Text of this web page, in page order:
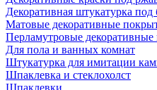
Декоративная штукатурка под
Матовые декоративные
Перламутровые
Для пола и ванных комнат
Штукатурка для имитации
Шпаклевка и стеклохолст